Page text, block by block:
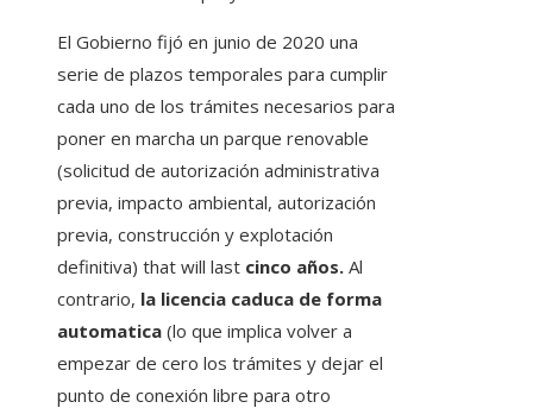
El Gobierno fijó en junio de 2020 una
serie de plazos temporales para cumplir
cada uno de los trámites necesarios para
poner en marcha un parque renovable
(solicitud de autorización administrativa
previa, impacto ambiental, autorización
previa, construcción y explotación
definitiva) that will last cinco años. Al
contrario, la licencia caduca de forma
automatica (lo que implica volver a
empezar de cero los trámites y dejar el
punto de conexión libre para otro